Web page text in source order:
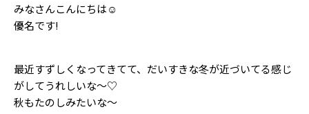
YouTube
ゲッターズ飯田
MISS SEVENTEEN
ミスセブンティーンニュース
MAGAZINE
みなさんこんにちは☺︎
優名です!
最近すずしくなってきてて、だいすきな冬が近づいてる感じ
がしてうれしいな〜♡
秋もたのしみたいな〜